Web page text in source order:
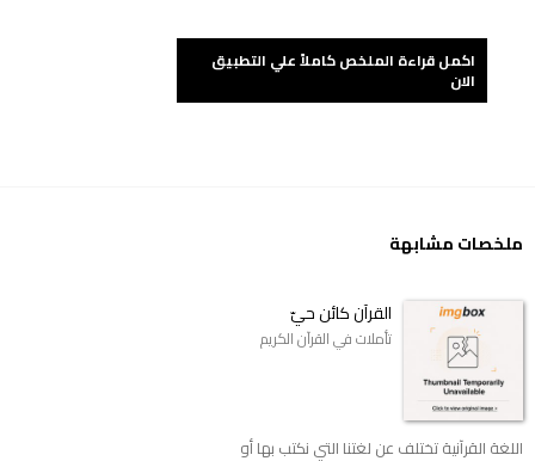
اكمل قراءة الملخص كاملاً علي التطبيق
الان
ملخصات مشابهة
القرآن كائن حيّ
تأملات في القرآن الكريم
اللغة القرآنية تختلف عن لغتنا التي نكتب بها أو